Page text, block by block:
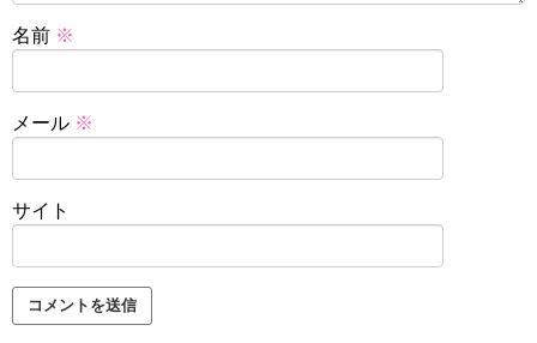
名前 ※
メール ※
サイト